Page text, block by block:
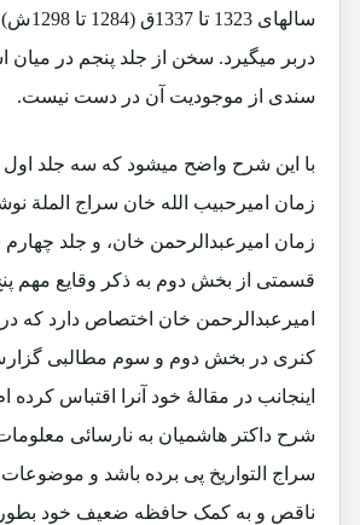
دربر میگیرد. سخن از جلد پنجم در میان
سندی از موجودیت آن در دست نیست.
با این شرح واضح میشود که سه جلد اول
زمان امیرحبیب الله خان سراج الملة
زمان امیرعبدالرحمن خان، و جلد
قسمتی از بخش دوم به ذکر وقایع مهم
امیرعبدالرحمن خان اختصاص دارد که
کنری در بخش دوم و سوم مطالبی
اینجانب در مقالۀ خود آنرا اقتباس کرده
شرح داکتر هاشمیان به نارسائی
سراج التواریخ پی برده باشد و موضوعات
ناقص و به کمک حافظه ضعیف خود بطور